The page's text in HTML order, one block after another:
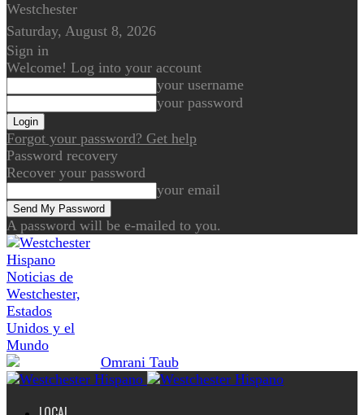
Westchester
Saturday, August 8, 2026
Sign in
Welcome! Log into your account
your username
your password
Forgot your password? Get help
Password recovery
Recover your password
your email
A password will be e-mailed to you.
Noticias de
Westchester,
Estados
Unidos y el
Mundo